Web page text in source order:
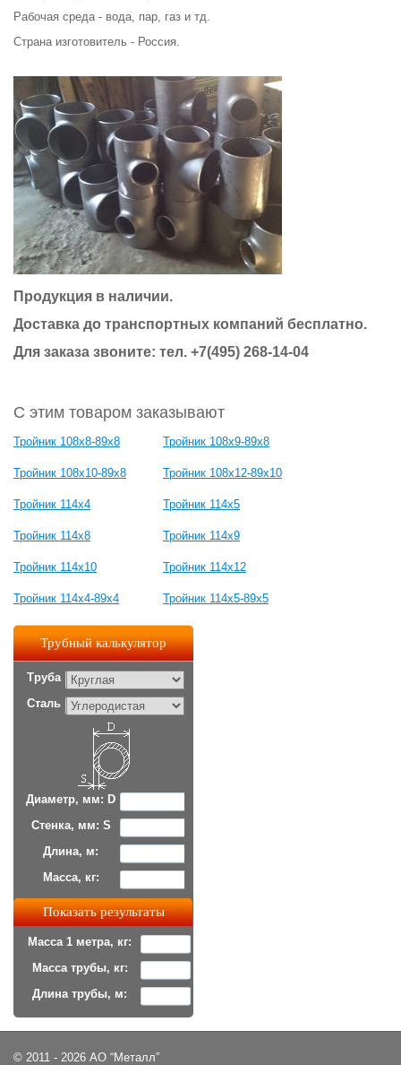
Рабочая среда - вода, пар, газ и тд.
Страна изготовитель - Россия.
Продукция в наличии.
Доставка до транспортных компаний бесплатно.
Для заказа звоните: тел. +7(495) 268-14-04
С этим товаром заказывают
Тройник 108х8-89х8 Тройник 108х9-89х8
Тройник 108х10-89х8 Тройник 108х12-89х10
Тройник 114х4 Тройник 114х5
Тройник 114х8 Тройник 114х9
Тройник 114х10 Тройник 114х12
Тройник 114х4-89х4 Тройник 114х5-89х5
Трубный калькулятор
Труба
Сталь
Диаметр, мм: D
Стенка, мм: S
Длина, м:
Масса, кг:
Масса 1 метра, кг:
Масса трубы, кг:
Длина трубы, м:
© 2011 - 2026 АО “Металл”